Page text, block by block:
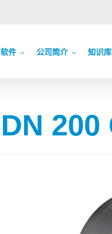
软件 公司简介 知识库
200